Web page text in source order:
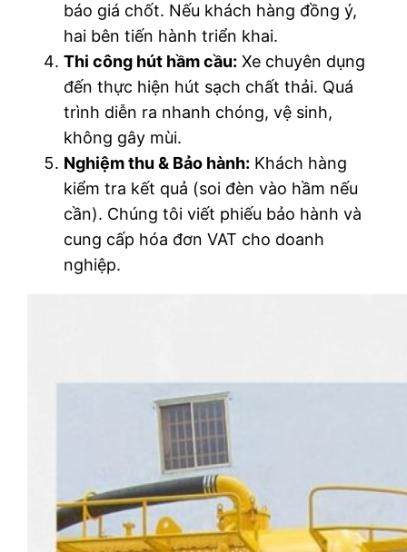
báo giá chốt. Nếu khách hàng đồng ý,
hai bên tiến hành triển khai.
Thi công hút hầm cầu: Xe chuyên dụng
đến thực hiện hút sạch chất thải. Quá
trình diễn ra nhanh chóng, vệ sinh,
không gây mùi.
Nghiệm thu & Bảo hành: Khách hàng
kiểm tra kết quả (soi đèn vào hầm nếu
cần). Chúng tôi viết phiếu bảo hành và
cung cấp hóa đơn VAT cho doanh
nghiệp.